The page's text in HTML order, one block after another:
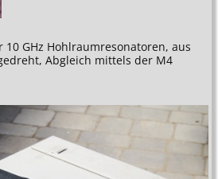
GHz Hohlraumresonatoren, aus
Abgleich mittels der M4